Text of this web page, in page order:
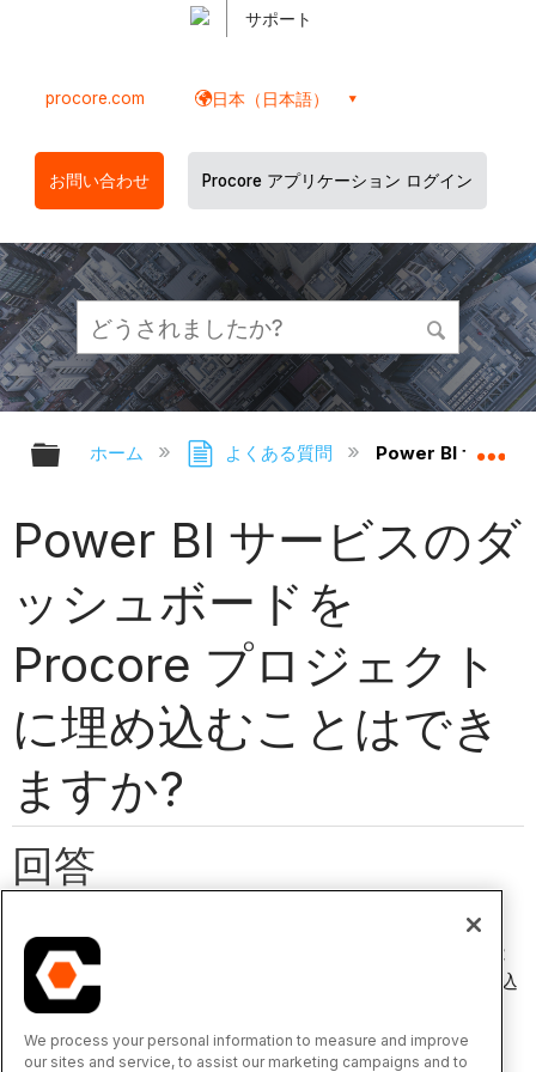
サポート
procore.com 日本（日本語）
お問い合わせ Procore アプリケーション ログイン
グローバル階層を展開/折りたたむ
ホーム よくある質問 Power BI サービ
Power BI サービスのダ
ッシュボードを
Procore プロジェクト
に埋め込むことはでき
ますか?
回答
いいえ、Procore アナリティクス組み込み 2.0 アプリは
Procore アナリティクス組み込み 1.0 アプリと同様に機能
し、アプリのドロップダウン メニューにレポートを埋め込
むことができます。
We process your personal information to measure and improve
our sites and service, to assist our marketing campaigns and to